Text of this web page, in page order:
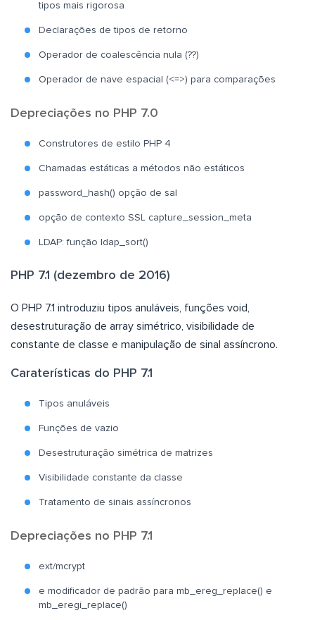
tipos mais rigorosa
Declarações de tipos de retorno
Operador de coalescência nula (??)
Operador de nave espacial (<=>) para comparações
Depreciações no PHP 7.0
Construtores de estilo PHP 4
Chamadas estáticas a métodos não estáticos
password_hash() opção de sal
opção de contexto SSL capture_session_meta
LDAP: função ldap_sort()
PHP 7.1 (dezembro de 2016)
O PHP 7.1 introduziu tipos anuláveis, funções void,
desestruturação de array simétrico, visibilidade de
constante de classe e manipulação de sinal assíncrono.
Caraterísticas do PHP 7.1
Tipos anuláveis
Funções de vazio
Desestruturação simétrica de matrizes
Visibilidade constante da classe
Tratamento de sinais assíncronos
Depreciações no PHP 7.1
ext/mcrypt
e modificador de padrão para mb_ereg_replace() e
mb_eregi_replace()